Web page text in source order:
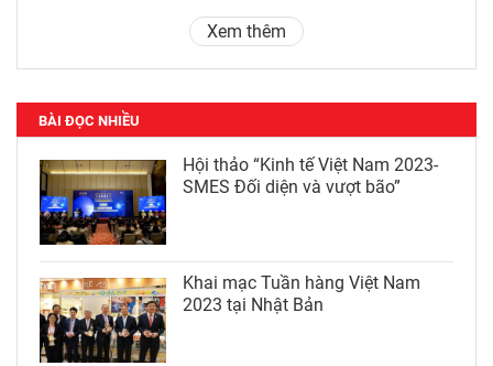
Xem thêm
BÀI ĐỌC NHIỀU
Hội thảo “Kinh tế Việt Nam 2023-
SMES Đối diện và vượt bão”
Khai mạc Tuần hàng Việt Nam
2023 tại Nhật Bản